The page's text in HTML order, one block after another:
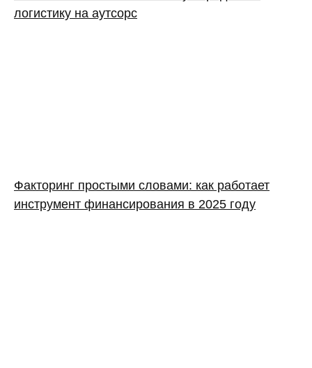
логистику на аутсорс
Факторинг простыми словами: как работает
инструмент финансирования в 2025 году